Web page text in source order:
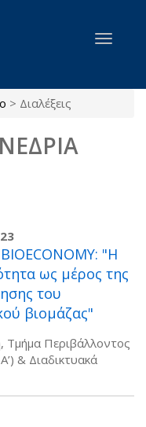
Toggle
> Διαλέξεις
"Η
ως μέρος της
του
βιομάζας"
Τμήμα Περιβάλλοντος
& Διαδικτυακά